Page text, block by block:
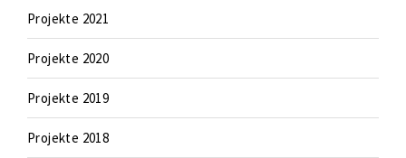
Projekte 2021
Projekte 2020
Projekte 2019
Projekte 2018